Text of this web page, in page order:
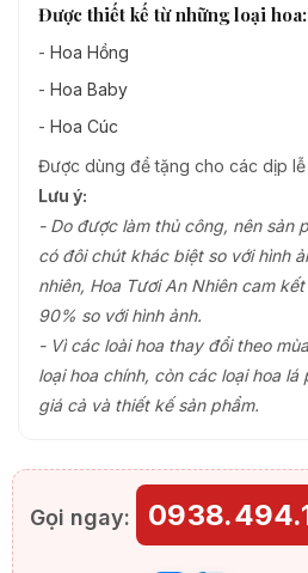
Được thiết kế từ những loại hoa:
- Hoa Hồng
- Hoa Baby
- Hoa Cúc
Được dùng để tặng cho các dịp lễ
Lưu ý:
- Do được làm thủ công, nên sản
có đôi chút khác biệt so với hình
nhiên, Hoa Tươi An Nhiên cam
90% so với hình ảnh.
- Vì các loài hoa thay đổi theo
loại hoa chính, còn các loại hoa
giá cả và thiết kế sản phẩm.
Gọi ngay: